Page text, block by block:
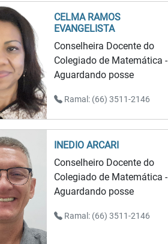
CELMA RAMOS
EVANGELISTA
Conselheira Docente do
Colegiado de Matemática -
Aguardando posse
Ramal: (66) 3511-2146
INEDIO ARCARI
Conselheiro Docente do
Colegiado de Matemática -
Aguardando posse
Ramal: (66) 3511-2146